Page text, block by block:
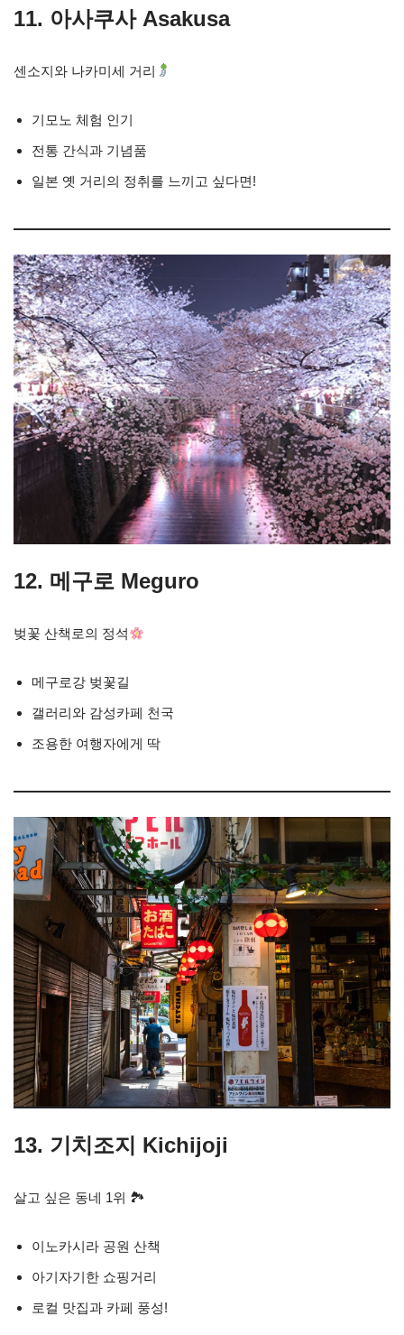
11. 아사쿠사 Asakusa
센소지와 나카미세 거리
기모노 체험 인기
전통 간식과 기념품
일본 옛 거리의 정취를 느끼고 싶다면!
12. 메구로 Meguro
벚꽃 산책로의 정석
메구로강 벚꽃길
갤러리와 감성카페 천국
조용한 여행자에게 딱
13. 기치조지 Kichijoji
살고 싶은 동네 1위 🏞
이노카시라 공원 산책
아기자기한 쇼핑거리
로컬 맛집과 카페 풍성!